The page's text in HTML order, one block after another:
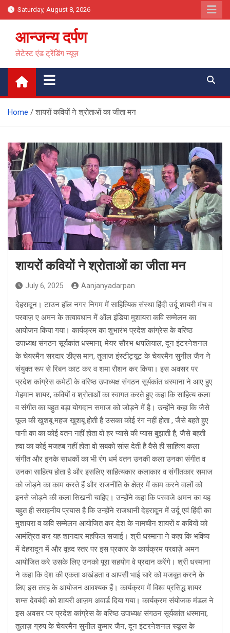
Skip
to
content
Saturday, August 8, 2026
आन्जन्य दर्पण
लेटेस्ट एंड ट्रेंडिंग न्यूज़
Home शायरों कवियों ने श्रोताओं का जीता मन
शायरों कवियों ने श्रोताओं का जीता मन
July 6, 2025 Aanjanyadarpan
देहरादून। टाउन हॉल नगर निगम में साहित्यिक संस्था हिंदी उर्दू शायरी मंच व
परवाज़ ए अमन के तत्वावधान में ऑल इंडिया मुशायरा कवि सम्मेलन का
आयोजन किया गया। कार्यक्रम का शुभारंभ प्रदेश कांग्रेस के वरिष्ठ
उपाध्यक्ष संगठन सूर्यकांत धस्माना, मेयर सौरभ थपलियाल, दून इंटरनेशनल
के चेयरमैन सरदार डीएस मान, तुलाज इंस्टीट्यूट के चेयरमैन सुनील जैन ने
संयुक्त रूप से रिबन काट कर व शमा रौशन कर किया। इस अवसर पर
प्रदेश कांग्रेस कमेटी के वरिष्ठ उपाध्यक्ष संगठन सूर्यकांत धस्माना ने आए हुए
मेहमान शायर, कवियों व श्रोताओं का स्वागत करते हुए कहा कि साहित्य कला
व संगीत का बहुत बड़ा योगदान समाज को जोड़ने में है। उन्होंने कहा कि जैसे
फूल की खुशबू महज खुशबू होती है उसका कोई रंग नहीं होता , जैसे बहते हुए
पानी का का कोई वतन नहीं होता वो हर प्यासे की प्यास बुझाती है, जैसे बहती
हवा का कोई मजहब नहीं होता वो सबको सांस देती है वैसे ही साहित्य कला
संगीत और इनके साधकों का भी रंग धर्म वतन उनकी कला उनका संगीत व
उनका साहित्य होता है और इसलिए साहित्यकार कलाकार व संगीतकार समाज
को जोड़ने का काम करते हैं और राजनीति के क्षेत्र में काम करने वालों को
इनसे जोड़ने की कला सिखनी चाहिए। उन्होंने कहा कि परवाजे अमन का यह
बहुत ही सराहनीय प्रयास है कि उन्होंने राजधानी देहरादून में उर्दू एवं हिंदी का
मुशायरा व कवि सम्मेलन आयोजित कर देश के नामचीन शायरों व कवियों को
आमंत्रित कर यह शानदार महफिल सजाई। श्री धस्माना ने कहा कि भविष्य
में देहरादून में और वृहद स्तर पर इस प्रकार के कार्यक्रम परवाज़े अमन
आयोजित करे उसके लिए उनको पूरा सहयोग वे प्रदान करेंगे। श्री धस्माना
ने कहा कि देश की एकता अखंडता व आपसी भाई चारे को मजबूत करने के
लिए इस तरह के आयोजन आवश्यक हैं। कार्यक्रम में विश्व प्रसिद्ध शायर
शम्स देवबंदी को शायरी आज़म अवार्ड दिया गया। कार्यक्रम संयोजक मंडल ने
इस अवसर पर प्रदेश कांग्रेस के वरिष्ठ उपाध्यक्ष संगठन सूर्यकांत धस्माना,
तुलाज़ ग्रुप के चेयरमैन सुनील कुमार जैन, दून इंटरनेशनल स्कूल के